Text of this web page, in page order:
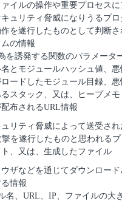
イルの操作や重要プロセスに
ュリティ脅威になりうるプ
を遂行したものとして判断
の情報
を誘発する関数のパラメータ
とモジュールハッシュ値、
ードしたモジュール目録、
スタック、又は、ヒープメ
布されるURL情報
リティ脅威によって送受さ
撃を遂行したものと思われる
ト、又は、生成したファイル
ザなどを通じてダウンロー
情報
名、URL、IP、ファイルの大